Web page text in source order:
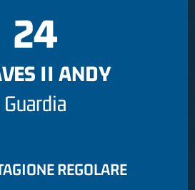
24
II ANDY
Guardia
REGOLARE